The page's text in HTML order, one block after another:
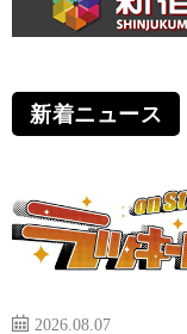
新着ニュース
2026.08.07